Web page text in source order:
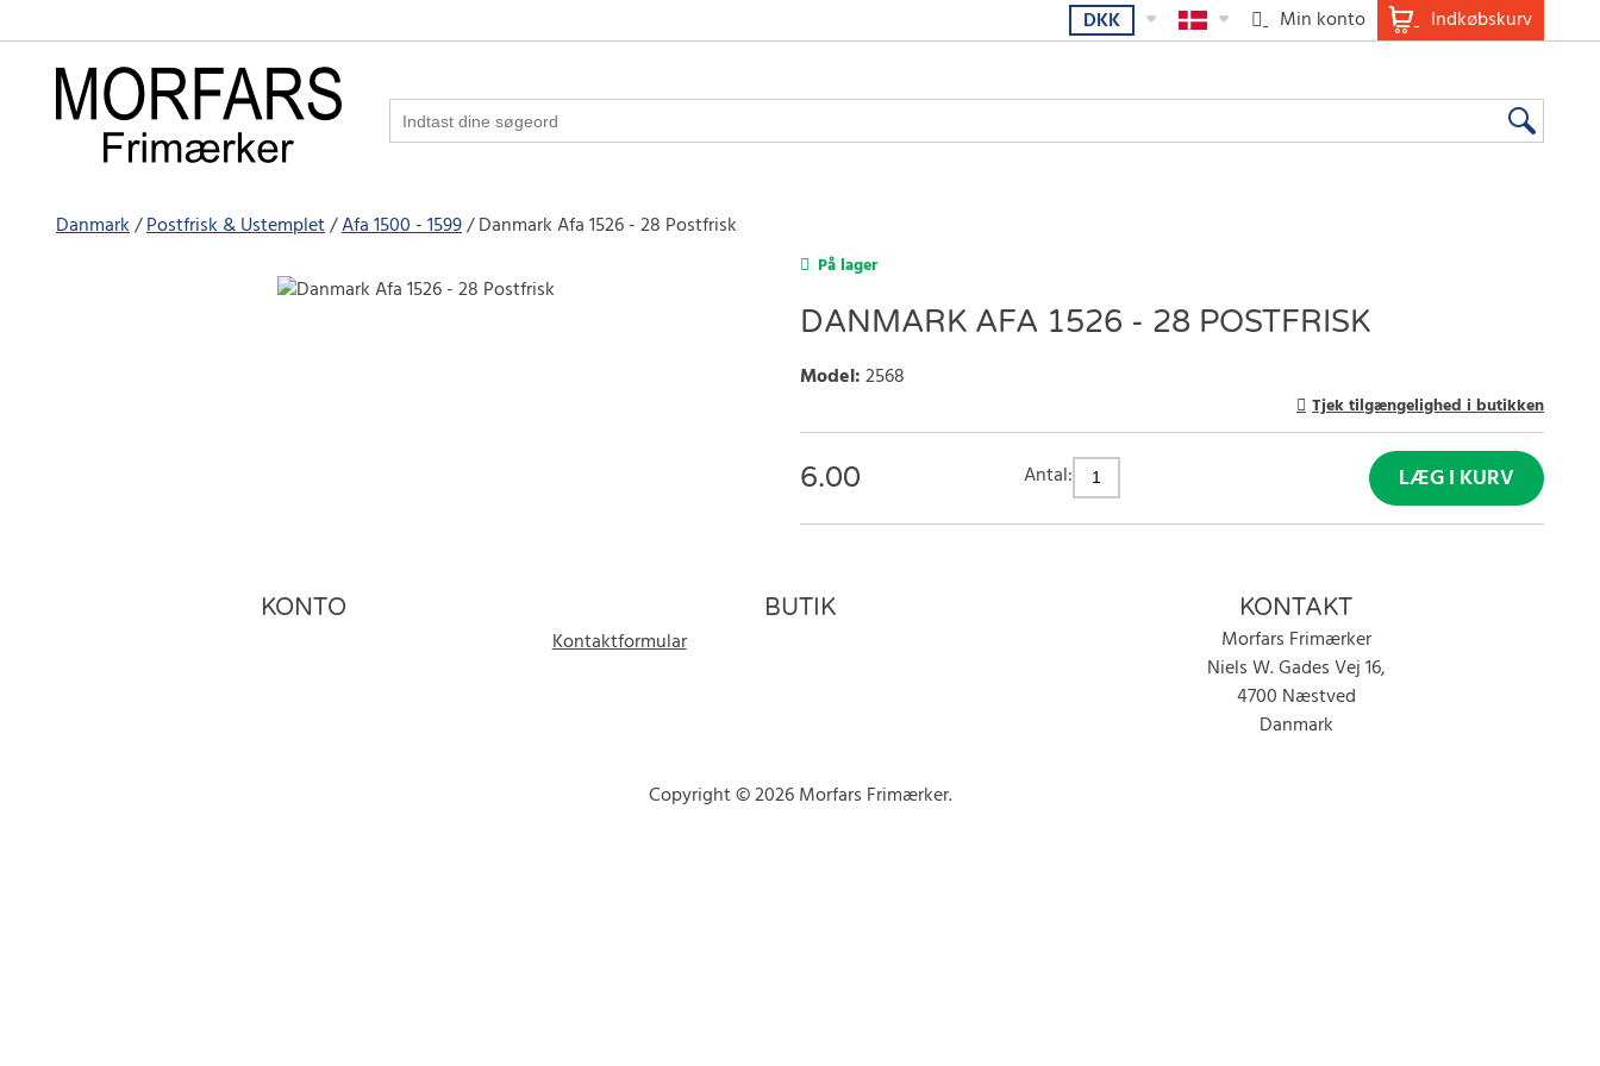
Indkøbskurv
Min konto
DKK
Danmark Postfrisk & Ustemplet Afa 1500 - 1599 Danmark Afa 1526 - 28 Postfrisk
På lager
DANMARK AFA 1526 - 28 POSTFRISK
Model:2568
Tjek tilgængelighed i butikken
6.00 Antal: LÆG I KURV
KONTO BUTIK
Kontaktformular
KONTAKT
Morfars Frimærker
Niels W. Gades Vej 16,
4700 Næstved
Danmark
Copyright © 2026 Morfars Frimærker.